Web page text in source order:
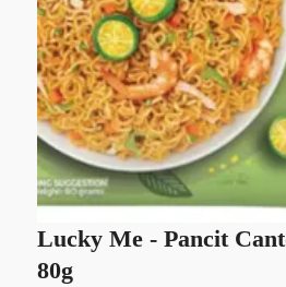
Lucky Me - Pancit
80g